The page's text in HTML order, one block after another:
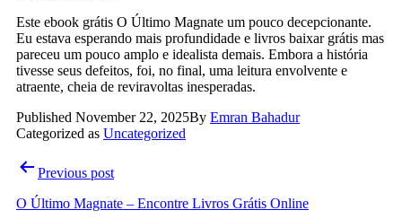
Este ebook grátis O Último Magnate um pouco decepcionante.
Eu estava esperando mais profundidade e livros baixar grátis mas
pareceu um pouco amplo e idealista demais. Embora a história
tivesse seus defeitos, foi, no final, uma leitura envolvente e
atraente, cheia de reviravoltas inesperadas.
Published November 22, 2025By Emran Bahadur
Categorized as Uncategorized
Post
navigation
Previous post
O Último Magnate – Encontre Livros Grátis Online